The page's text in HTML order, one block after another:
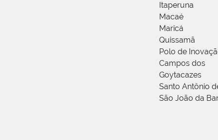
Itaperuna
Macaé
Maricá
Quissamã
Polo de
Campos dos
Goytacazes
Santo Antônio
São João da